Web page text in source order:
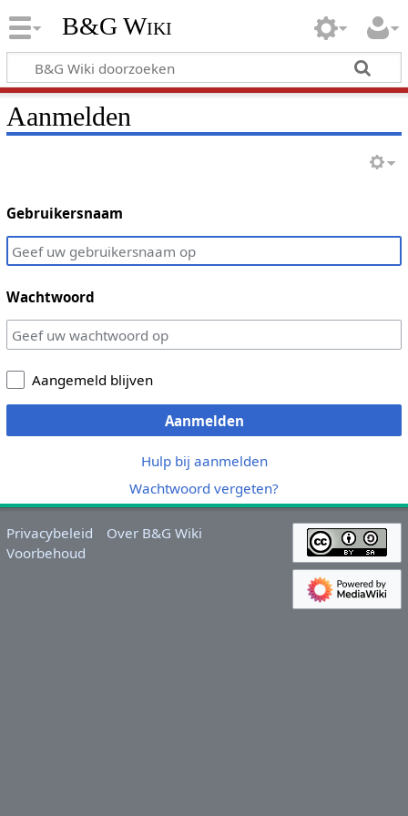
B&G Wiki
Aanmelden
Gebruikersnaam
Wachtwoord
Aangemeld blijven
Aanmelden
Hulp bij aanmelden
Wachtwoord vergeten?
Privacybeleid
Over B&G Wiki
Voorbehoud